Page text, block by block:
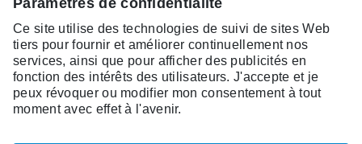
smarter
medicine?
Liste Top 5
Contact
c/o Société Suisse de Médécine
Interne Générale
Monbijoustrasse 43, Case postale,
3001 Berne
Tél. +41 31 370 40 00, Fax +41 31
370 40 19
smartermedicine@sgaim.ch